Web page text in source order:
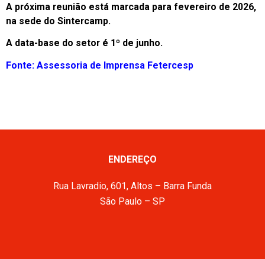
A próxima reunião está marcada para fevereiro de 2026,
na sede do Sintercamp.
A data-base do setor é 1º de junho.
Fonte: Assessoria de Imprensa Fetercesp
ENDEREÇO
Rua Lavradio, 601, Altos – Barra Funda
São Paulo – SP